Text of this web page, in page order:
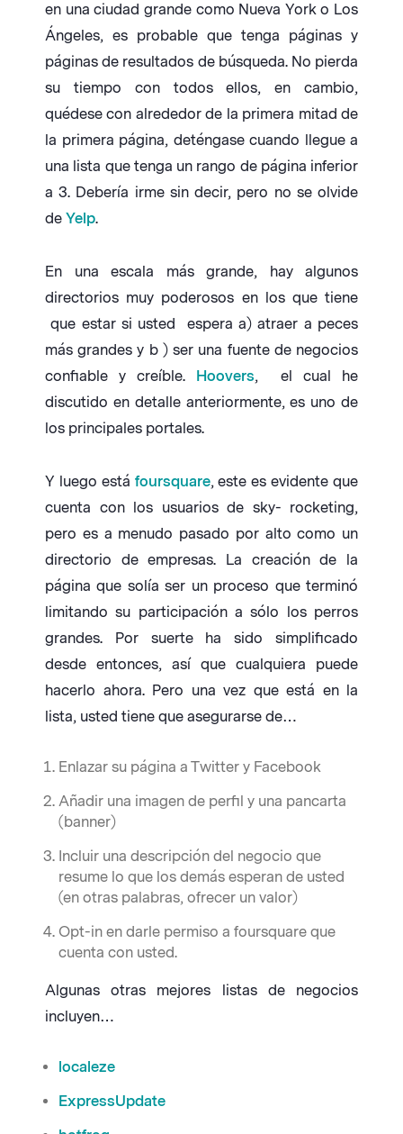
en una ciudad grande como Nueva York o Los
Ángeles, es probable que tenga páginas y
páginas de resultados de búsqueda. No pierda
su tiempo con todos ellos, en cambio,
quédese con alrededor de la primera mitad de
la primera página, deténgase cuando llegue a
una lista que tenga un rango de página inferior
a 3. Debería irme sin decir, pero no se olvide
de Yelp.
En una escala más grande, hay algunos
directorios muy poderosos en los que tiene
que estar si usted espera a) atraer a peces
más grandes y b ) ser una fuente de negocios
confiable y creíble.
Hoovers, el cual he
discutido en detalle anteriormente, es uno de
los principales portales.
Y luego está foursquare, este es evidente que
cuenta con los usuarios de sky- rocketing,
pero es a menudo pasado por alto como un
directorio de empresas. La creación de la
página que solía ser un proceso que terminó
limitando su participación a sólo los perros
grandes. Por suerte ha sido simplificado
desde entonces, así que cualquiera puede
hacerlo ahora. Pero una vez que está en la
lista, usted tiene que asegurarse de…
Enlazar su página a Twitter y Facebook
Añadir una imagen de perfil y una pancarta
(banner)
Incluir una descripción del negocio que
resume lo que los demás esperan de usted
(en otras palabras, ofrecer un valor)
Opt-in en darle permiso a foursquare que
cuenta con usted.
Algunas otras mejores listas de negocios
incluyen…
localeze
ExpressUpdate